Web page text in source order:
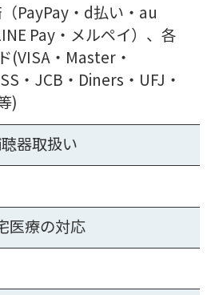
PayPay・d払い・au
Pay・メルペイ）、各
(VISA・Master・
・JCB・Diners・UFJ・
)
器取扱い
医療の対応